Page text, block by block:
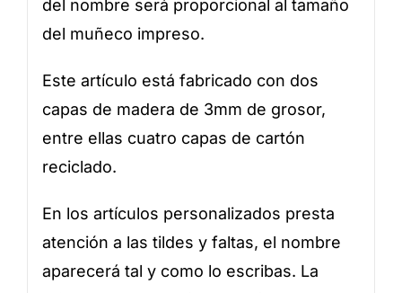
del nombre será proporcional al tamaño
del muñeco impreso.
Este artículo está fabricado con dos
capas de madera de 3mm de grosor,
entre ellas cuatro capas de cartón
reciclado.
En los artículos personalizados presta
atención a las tildes y faltas, el nombre
aparecerá tal y como lo escribas. La